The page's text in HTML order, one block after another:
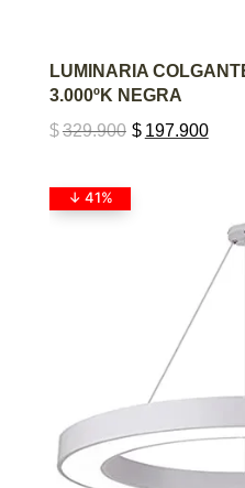
AGREGAR
LUMINARIA
3.000ºK NEGRA
$329.900 $ 197.900
↓ 41%